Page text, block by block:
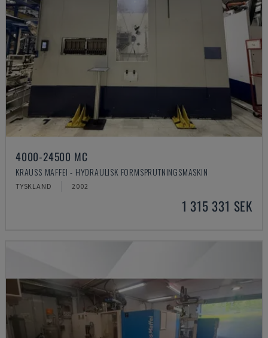
4000-24500 MC
KRAUSS MAFFEI - HYDRAULISK FORMSPRUTNINGSMASKIN
TYSKLAND 2002
1 315 331 SEK